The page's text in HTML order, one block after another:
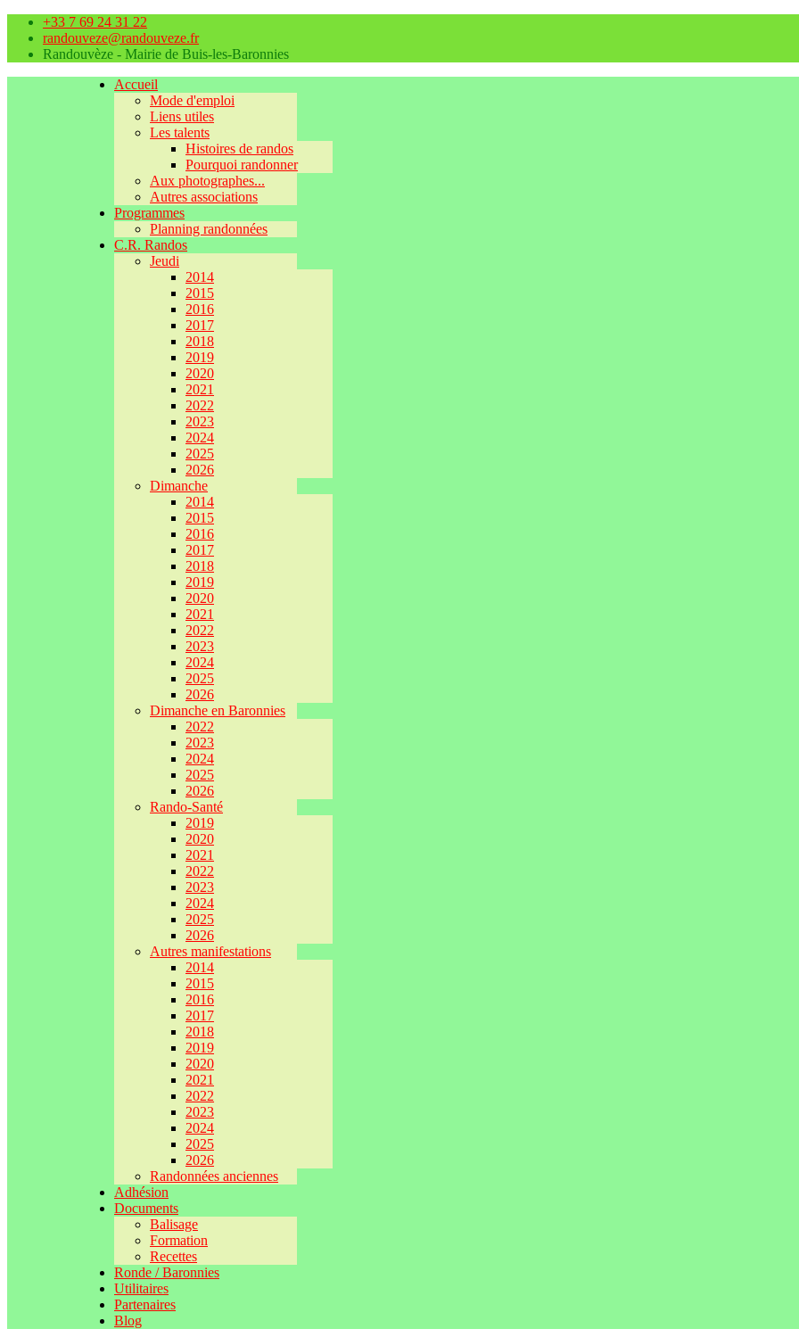
+33 7 69 24 31 22
randouveze@randouveze.fr
Randouvèze - Mairie de Buis-les-Baronnies
Accueil
Mode d'emploi
Liens utiles
Les talents
Histoires de randos
Pourquoi randonner
Aux photographes...
Autres associations
Programmes
Planning randonnées
C.R. Randos
Jeudi
2014
2015
2016
2017
2018
2019
2020
2021
2022
2023
2024
2025
2026
Dimanche
2014
2015
2016
2017
2018
2019
2020
2021
2022
2023
2024
2025
2026
Dimanche en Baronnies
2022
2023
2024
2025
2026
Rando-Santé
2019
2020
2021
2022
2023
2024
2025
2026
Autres manifestations
2014
2015
2016
2017
2018
2019
2020
2021
2022
2023
2024
2025
2026
Randonnées anciennes
Adhésion
Documents
Balisage
Formation
Recettes
Ronde / Baronnies
Utilitaires
Partenaires
Blog